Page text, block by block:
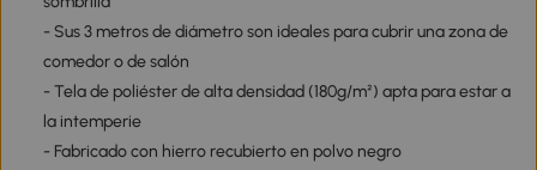
- Sus 3 metros de diámetro son ideales para cubrir una zona de
comedor o de salón
- Tela de poliéster de alta densidad (180g/m²) apta para estar a
la intemperie
- Fabricado con hierro recubierto en polvo negro